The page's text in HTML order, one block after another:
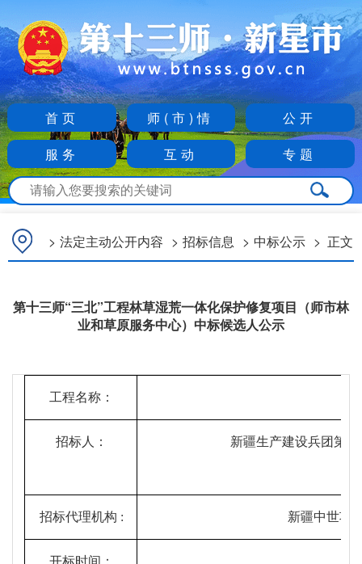
首页 师(市)情
公开
服务
互动 专题
> 法定主动公开内容 > 招标信息 > 中标公示 > 正文
第十三师“三北”工程林草湿荒一体化保护修复项目（师市林
业和草原服务中心）中标候选人公示
工程名称：
招标人： 新疆生产建设兵团第
招标代理机构 : 新疆中世项
开标时间：